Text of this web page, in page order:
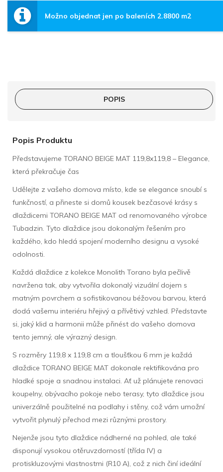
Možno objednat jen po baleních 2.8800 m2
POPIS
Popis Produktu
Představujeme TORANO BEIGE MAT 119,8x119,8 – Elegance,
která překračuje čas
Udělejte z vašeho domova místo, kde se elegance snoubí s
funkčností, a přineste si domů kousek bezčasové krásy s
dlaždicemi TORANO BEIGE MAT od renomovaného výrobce
Tubadzin. Tyto dlaždice jsou dokonalým řešením pro
každého, kdo hledá spojení moderního designu a vysoké
odolnosti.
Každá dlaždice z kolekce Monolith Torano byla pečlivě
navržena tak, aby vytvořila dokonalý vizuální dojem s
matným povrchem a sofistikovanou béžovou barvou, která
dodá vašemu interiéru hřejivý a přívětivý vzhled. Představte
si, jaký klid a harmonii může přinést do vašeho domova
tento jemný, ale výrazný design.
S rozměry 119,8 x 119,8 cm a tloušťkou 6 mm je každá
dlaždice TORANO BEIGE MAT dokonale rektifikována pro
hladké spoje a snadnou instalaci. Ať už plánujete renovaci
koupelny, obývacího pokoje nebo terasy, tyto dlaždice jsou
univerzálně použitelné na podlahy i stěny, což vám umožní
vytvořit plynulý přechod mezi různými prostory.
Nejenže jsou tyto dlaždice nádherné na pohled, ale také
disponují vysokou otěruvzdorností (třída IV) a
protiskluzovými vlastnostmi (R10 A), což z nich činí ideální